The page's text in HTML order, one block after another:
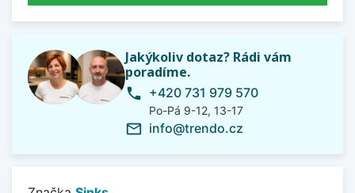
Jakýkoliv dotaz? Rádi vám
poradíme.
phone +420 731 979 570
Po-Pá 9-12, 13-17
mail_outline info@trendo.cz